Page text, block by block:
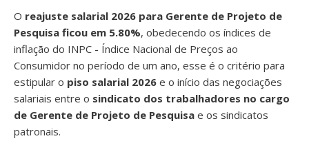
O reajuste salarial 2026 para Gerente de Projeto de
Pesquisa ficou em 5.80%, obedecendo os índices de
inflação do INPC - Índice Nacional de Preços ao
Consumidor no período de um ano, esse é o critério para
estipular o piso salarial 2026 e o início das negociações
salariais entre o sindicato dos trabalhadores no cargo
de Gerente de Projeto de Pesquisa e os sindicatos
patronais.